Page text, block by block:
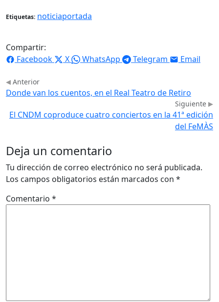
Etiquetas: noticiaportada
Compartir:
Facebook
X WhatsApp Telegram Email
Anterior
Donde van los cuentos, en el Real Teatro de Retiro
Siguiente
El CNDM coproduce cuatro conciertos en la 41ª edición
del FeMÀS
Deja un comentario
Tu dirección de correo electrónico no será publicada.
Los campos obligatorios están marcados con *
Comentario *